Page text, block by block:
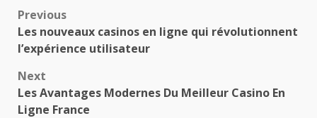
Post
navigation
Previous
Les nouveaux casinos en ligne qui révolutionnent
l’expérience utilisateur
Next
Les Avantages Modernes Du Meilleur Casino En
Ligne France